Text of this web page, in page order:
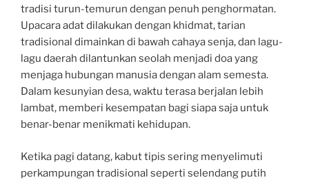
tradisi turun-temurun dengan penuh penghormatan.
Upacara adat dilakukan dengan khidmat, tarian
tradisional dimainkan di bawah cahaya senja, dan lagu-
lagu daerah dilantunkan seolah menjadi doa yang
menjaga hubungan manusia dengan alam semesta.
Dalam kesunyian desa, waktu terasa berjalan lebih
lambat, memberi kesempatan bagi siapa saja untuk
benar-benar menikmati kehidupan.
Ketika pagi datang, kabut tipis sering menyelimuti
perkampungan tradisional seperti selendang putih